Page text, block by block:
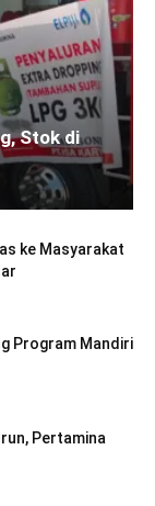
Stok di
ke Masyarakat
Program Mandiri
Pertamina